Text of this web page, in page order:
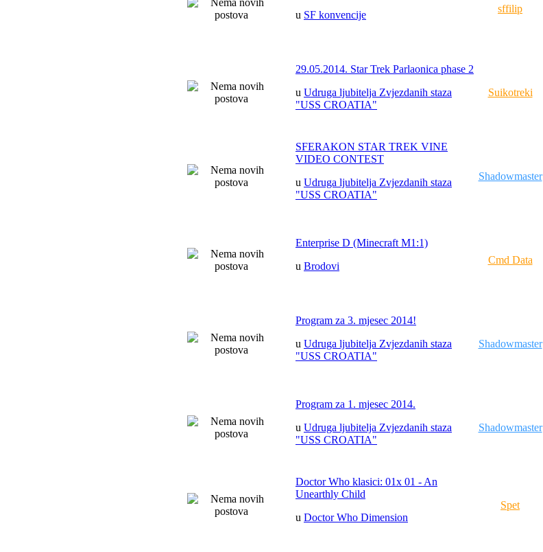
u SF konvencije
sffilip
29.05.2014. Star Trek Parlaonica phase 2
u Udruga ljubitelja Zvjezdanih staza
"USS CROATIA"
Suikotreki
SFERAKON STAR TREK VINE
VIDEO CONTEST
u Udruga ljubitelja Zvjezdanih staza
"USS CROATIA"
Shadowmaster
Enterprise D (Minecraft M1:1)
u Brodovi
Cmd Data
Program za 3. mjesec 2014!
u Udruga ljubitelja Zvjezdanih staza
"USS CROATIA"
Shadowmaster
Program za 1. mjesec 2014.
u Udruga ljubitelja Zvjezdanih staza
"USS CROATIA"
Shadowmaster
Doctor Who klasici: 01x 01 - An
Unearthly Child
u Doctor Who Dimension
Spet